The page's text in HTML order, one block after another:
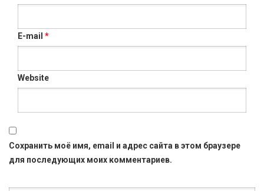
E-mail *
Website
Сохранить моё имя, email и адрес сайта в этом браузере
для последующих моих комментариев.